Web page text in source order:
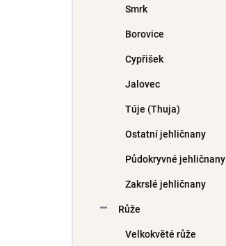
Smrk
Borovice
Cypřišek
Jalovec
Túje (Thuja)
Ostatní jehličnany
Půdokryvné jehličnany
Zakrslé jehličnany
Růže
Velkokvěté růže